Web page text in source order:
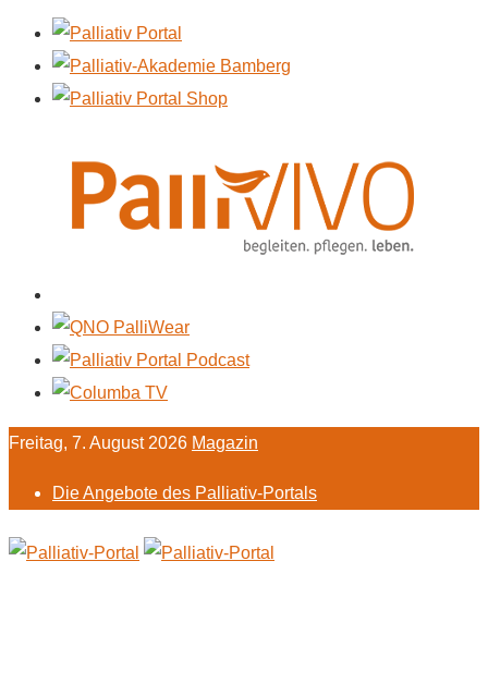
Freitag, 7. August 2026 Magazin
Die Angebote des Palliativ-Portals